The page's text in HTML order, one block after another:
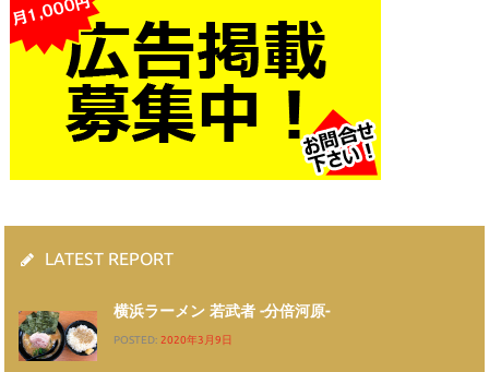
LATEST REPORT
横浜ラーメン 若武者 -分倍河原-
POSTED: 2020年3月9日